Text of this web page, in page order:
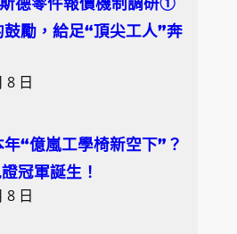
鼓勵，給足“頂尖工人”奔
8 日
“億嵐工學椅新空下”？
冠軍誕生！
8 日